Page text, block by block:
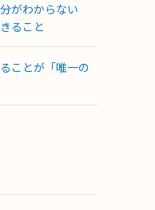
がわからない
ること
ことが「唯一の